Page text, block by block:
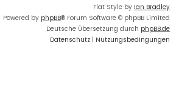
Flat Style by Ian Bradley
Powered by phpBB® Forum Software © phpBB Limited
Deutsche Übersetzung durch phpBB.de
Datenschutz | Nutzungsbedingungen